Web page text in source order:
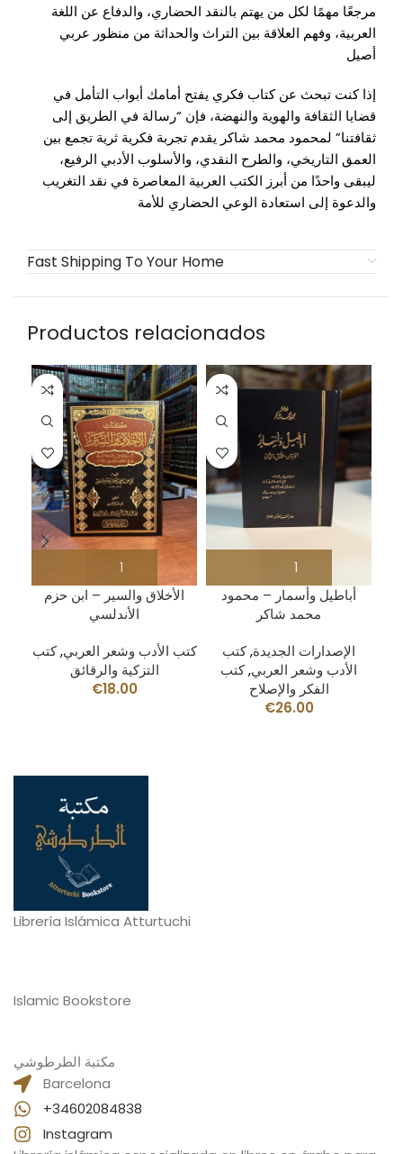
مرجعًا مهمًا لكل من يهتم بالنقد الحضاري، والدفاع عن اللغة
العربية، وفهم العلاقة بين التراث والحداثة من منظور عربي
أصيل
إذا كنت تبحث عن كتاب فكري يفتح أمامك أبواب التأمل في
قضايا الثقافة والهوية والنهضة، فإن “رسالة في الطريق إلى
ثقافتنا” لمحمود محمد شاكر يقدم تجربة فكرية ثرية تجمع بين
العمق التاريخي، والطرح النقدي، والأسلوب الأدبي الرفيع،
ليبقى واحدًا من أبرز الكتب العربية المعاصرة في نقد التغريب
والدعوة إلى استعادة الوعي الحضاري للأمة
Fast Shipping To Your Home
Productos relacionados
الأخلاق والسير – ابن حزم
الأندلسي
كتب الأدب وشعر العربي,كتب
التزكية والرقائق
€18.00
أباطيل وأسمار – محمود
محمد شاكر
الإصدارات الجديدة,كتب
الأدب وشعر العربي,كتب
الفكر والإصلاح
€26.00
Librería Islámica Atturtuchi
Islamic Bookstore
مكتبة الطرطوشي
Barcelona
+34602084838
Instagram